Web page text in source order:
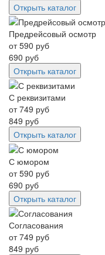
Открыть каталог
Предрейсовый осмотр
от590 руб
690 руб
Открыть каталог
С реквизитами
от749 руб
849 руб
Открыть каталог
С юмором
от590 руб
690 руб
Открыть каталог
Согласования
от749 руб
849 руб